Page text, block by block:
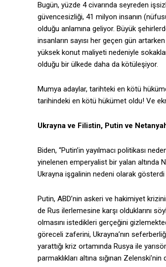
Bugün, yüzde 4 civarında seyreden
güvencesizliği, 41 milyon insanın
olduğu anlamına geliyor. Büyük
insanların sayısı her geçen gün
yüksek konut maliyeti nedeniyle
olduğu bir ülkede daha da kötüleşiyor.
Mumya adaylar, tarihteki en kötü
tarihindeki en kötü hükümet oldu! Ve
Ukrayna ve Filistin, Putin ve
Biden, “Putin’in yayılmacı politikası
yinelenen emperyalist bir yalan altında
Ukrayna işgalinin nedeni olarak gösterdi
Putin, ABD’nin askeri ve hakimiyet
de Rus ilerlemesine karşı olduklarını
olmasını istedikleri gerçeğini
göreceli zaferini, Ukrayna’nın
yarattığı kriz ortamında Rusya ile
parmaklıkları altına sığınan